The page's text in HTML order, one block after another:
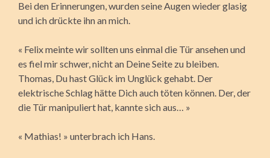
Bei den Erinnerungen, wurden seine Augen wieder glasig
und ich drückte ihn an mich.
« Felix meinte wir sollten uns einmal die Tür ansehen und
es fiel mir schwer, nicht an Deine Seite zu bleiben.
Thomas, Du hast Glück im Unglück gehabt. Der
elektrische Schlag hätte Dich auch töten können. Der, der
die Tür manipuliert hat, kannte sich aus… »
« Mathias! » unterbrach ich Hans.